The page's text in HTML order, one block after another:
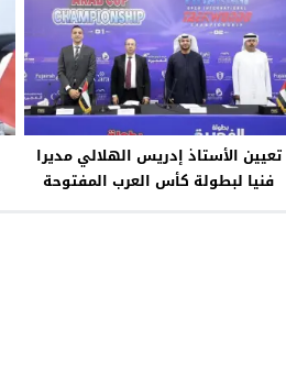
تعيين الأستاذ إدريس الهلالي مديرا
فنيا لبطولة كأس العرب المفتوحة